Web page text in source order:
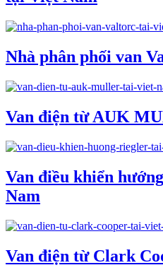
Nhà phân phối van
Van điện từ AUK
Van điều khiển
Nam
Van điện từ Clark